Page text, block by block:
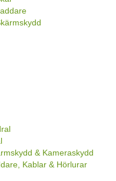
& Kameraskydd
Kablar & Hörlurar